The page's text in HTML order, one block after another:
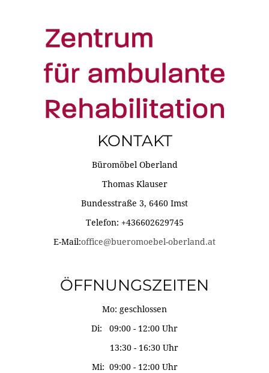
KONTAKT
Büromöbel Oberland
Thomas Klauser
Bundesstraße 3, 6460 Imst
Telefon: +436602629745
E-Mail:office@bueromoebel-oberland.at
ÖFFNUNGSZEITEN
Mo: geschlossen
Di: 09:00 - 12:00 Uhr
13:30 - 16:30 Uhr
Mi: 09:00 - 12:00 Uhr